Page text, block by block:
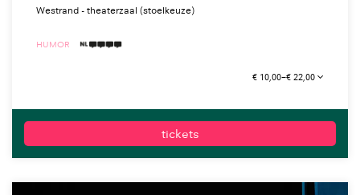
Westrand - theaterzaal (stoelkeuze)
HUMOR 4 TAALICONEN
€ 10,00–€ 22,00
tickets